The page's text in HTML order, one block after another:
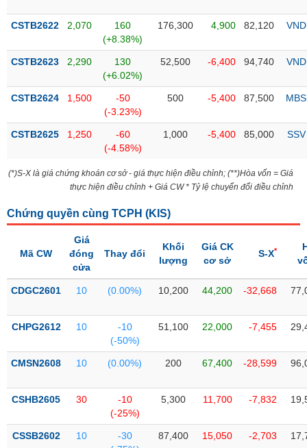
sơ
nghiệp
tức
sự
Tài
Tâm
thị
trường
CSTB2622 2,070
160
(+8.38%)
176,300 4,900 82,120 VND
CSTB2623 2,290
130
(+6.02%)
52,500 -6,400 94,740 VND
CSTB2624 1,500
-50
(-3.23%)
500 -5,400 87,500 MBS
CSTB2625 1,250
-60
(-4.58%)
1,000 -5,400 85,000 SSV
(*)S-X là giá chứng khoán cơ sở - giá thực hiện điều chỉnh; (**)Hòa vốn = Giá
thực hiện điều chỉnh + Giá CW * Tỷ lệ chuyển đổi điều chỉnh
Chứng quyền cùng TCPH (KIS)
Mã CW
Giá
đóng
cửa
Thay đổi
Khối
lượng
Giá CK
cơ sở
S-X*
CDGC2601 10 (0.00%) 10,200 44,200 -32,668
CHPG2612 10
-10
(-50%)
51,100 22,000 -7,455
CMSN2608 10 (0.00%) 200 67,400 -28,599
CSHB2605 30
-10
(-25%)
5,300 11,700 -7,832
CSSB2602 10
-30
87,400 15,050 -2,703
NGUYÊN
VẬT
NGHIỆP
DÙNG
KHÔNG
YẾU
TIÊU
THIẾT
YẾU
CHĂM